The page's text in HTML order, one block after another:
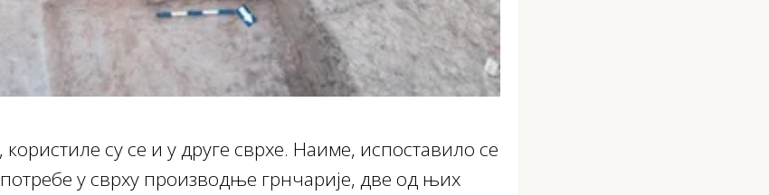
су се и у друге сврхе. Наиме, испоставило се
у сврху производње грнчарије, две од њих